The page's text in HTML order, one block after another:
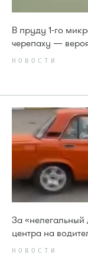
В пруду 1-го
черепаху —
НОВОСТИ
За
центра на
НОВОСТИ